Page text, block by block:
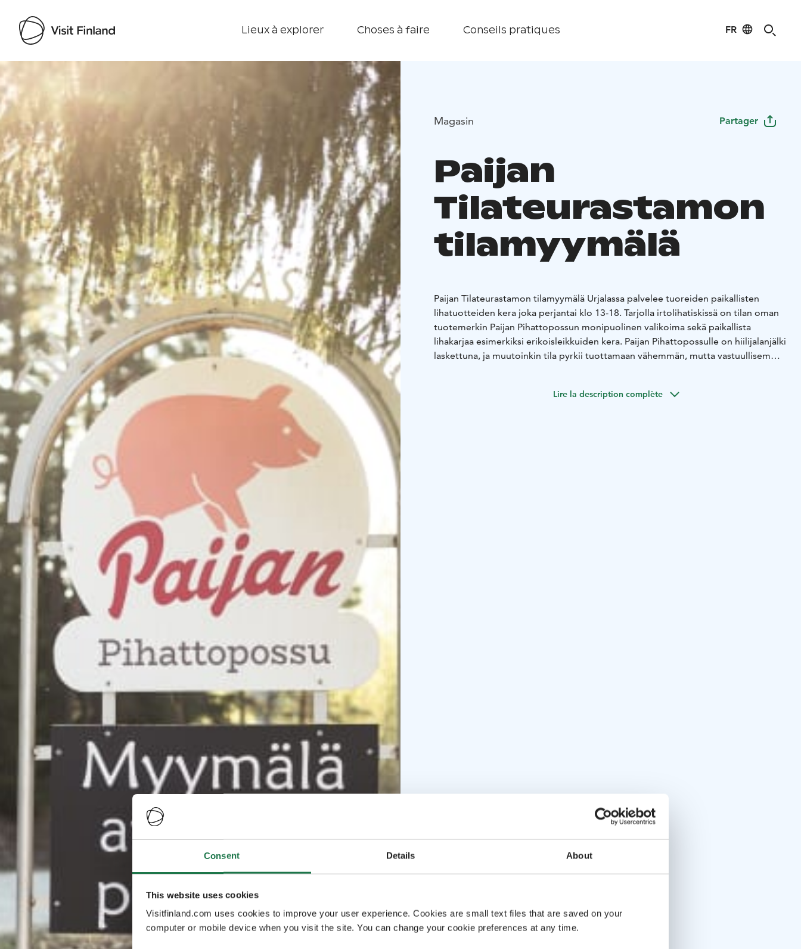
Consent Details About
This website uses cookies
Visitfinland.com uses cookies to improve your user experience. Cookies are small text files that are saved on your
computer or mobile device when you visit the site. You can change your cookie preferences at any time.
Lieux à explorer Choses à faire Conseils pratiques FR
Visit Finland
Magasin Partager
Paijan
Tilateurastamon
tilamyymälä
Paijan Tilateurastamon tilamyymälä Urjalassa palvelee tuoreiden paikallisten
lihatuotteiden kera joka perjantai klo 13-18. Tarjolla irtolihatiskissä on tilan oman
tuotemerkin Paijan Pihattopossun monipuolinen valikoima sekä paikallista
lihakarjaa esimerkiksi erikoisleikkuiden kera. Paijan Pihattopossulle on hiilijalanjälki
laskettuna, ja muutoinkin tila pyrkii tuottamaan vähemmän, mutta vastuullisemmin
Lire la description complète